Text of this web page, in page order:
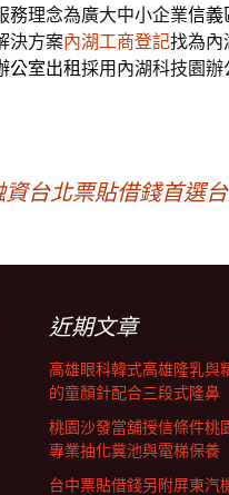
務理念為廣大中小企業信義
決方案內湖工商登記找為內
公室出租採用內湖科技園辦
台北票貼借錢首選
近期文章
高雄眼科韓式高雄隆乳與
的童顏針配合三段式隆鼻
桃園沙發當舖授信條件桃
專業抽化糞池與電梯保養
台中票貼借錢另附屏東汽